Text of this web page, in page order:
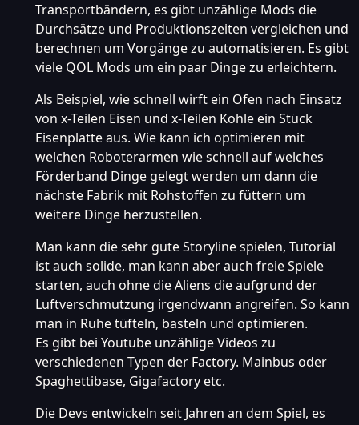
Transportbändern, es gibt unzählige Mods die
Durchsätze und Produktionszeiten vergleichen und
berechnen um Vorgänge zu automatisieren. Es gibt
viele QOL Mods um ein paar Dinge zu erleichtern.
Als Beispiel, wie schnell wirft ein Ofen nach Einsatz
von x-Teilen Eisen und x-Teilen Kohle ein Stück
Eisenplatte aus. Wie kann ich optimieren mit
welchen Roboterarmen wie schnell auf welches
Förderband Dinge gelegt werden um dann die
nächste Fabrik mit Rohstoffen zu füttern um
weitere Dinge herzustellen.
Man kann die sehr gute Storyline spielen, Tutorial
ist auch solide, man kann aber auch freie Spiele
starten, auch ohne die Aliens die aufgrund der
Luftverschmutzung irgendwann angreifen. So kann
man in Ruhe tüfteln, basteln und optimieren.
Es gibt bei Youtube unzählige Videos zu
verschiedenen Typen der Factory. Mainbus oder
Spaghettibase, Gigafactory etc.
Die Devs entwickeln seit Jahren an dem Spiel, es